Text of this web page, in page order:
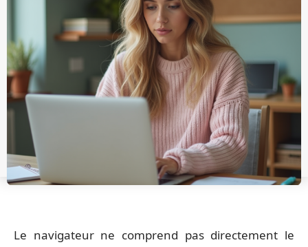
Le navigateur ne comprend pas directement le